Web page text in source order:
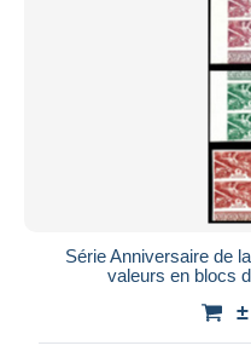
Série Anniversaire de
valeurs en blocs